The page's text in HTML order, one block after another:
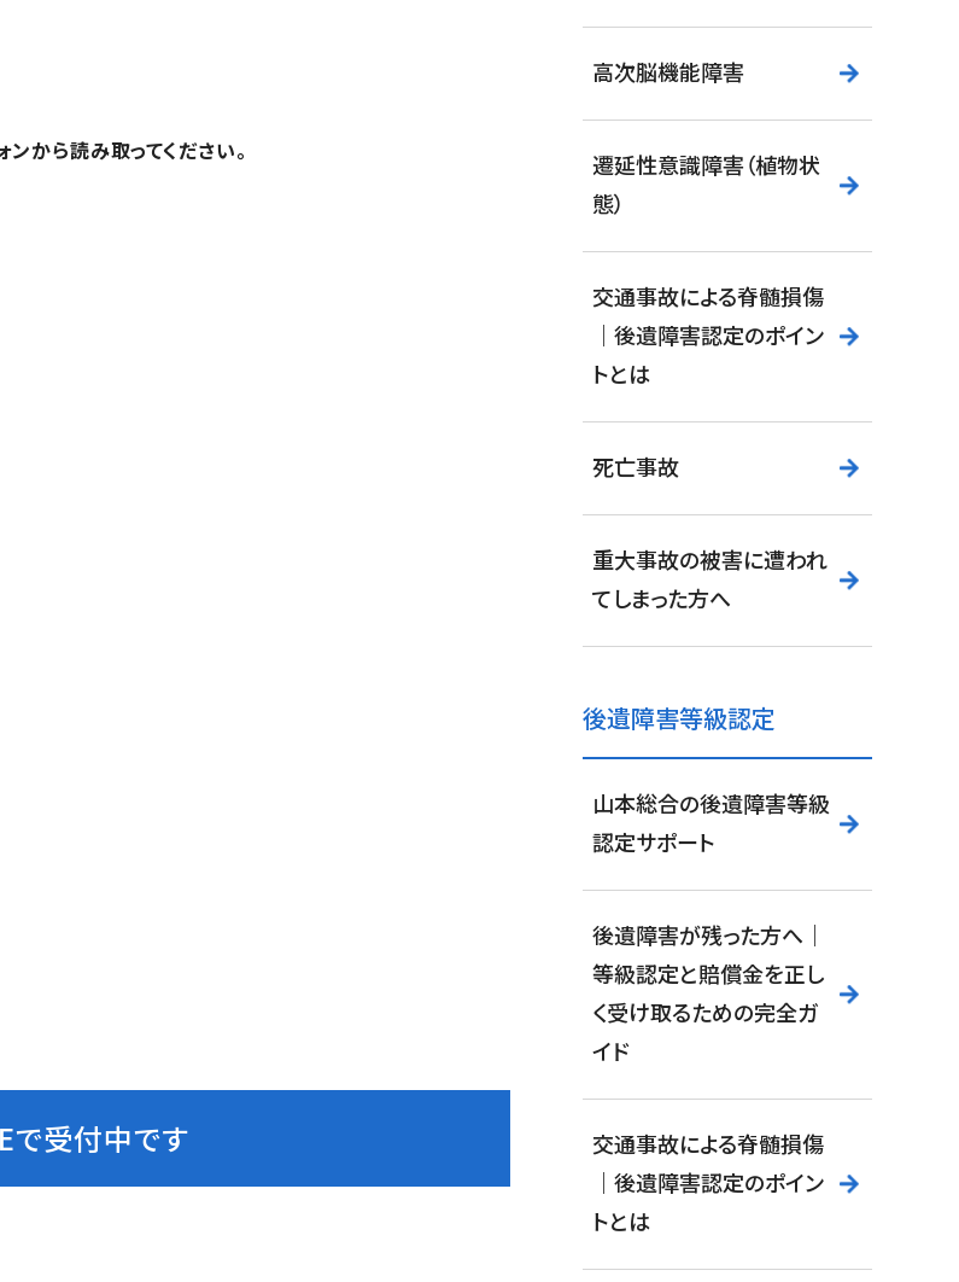
から読み取ってください。
で受付中です
高次脳機能障害
遷延性意識障害（植物状
態）
交通事故による脊髄損傷
｜後遺障害認定のポイン
トとは
死亡事故
重大事故の被害に遭われ
てしまった方へ
後遺障害等級認定
山本総合の後遺障害等級
認定サポート
後遺障害が残った方へ｜
等級認定と賠償金を正し
く受け取るための完全ガ
イド
交通事故による脊髄損傷
｜後遺障害認定のポイン
トとは